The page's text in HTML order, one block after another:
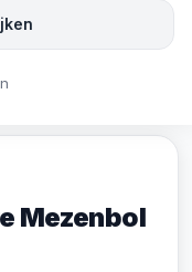
Mezenbol